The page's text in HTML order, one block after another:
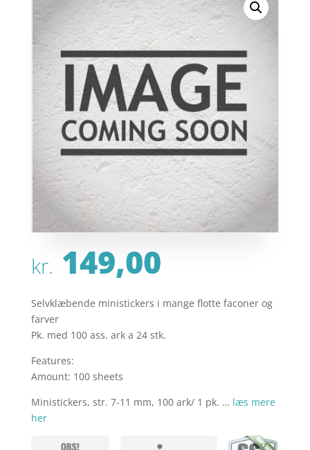
kr. 149,00
Selvklæbende ministickers i mange flotte faconer og
farver
Pk. med 100 ass. ark a 24 stk.
Features:
Amount: 100 sheets
Ministickers, str. 7-11 mm, 100 ark/ 1 pk. … læs mere
her